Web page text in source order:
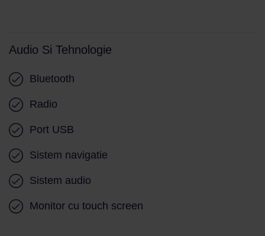
Audio Si Tehnologie
Bluetooth
Radio
Port USB
Sistem navigatie
Sistem audio
Monitor cu touch screen